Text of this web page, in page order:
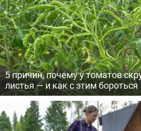
5 причин, почему у томатов
листья — и как с этим бороться